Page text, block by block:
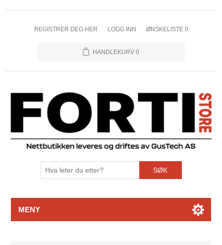
REGISTRER DEG HER LOGG INN ØNSKELISTE 0
HANDLEKURV 0
SØK
MENY